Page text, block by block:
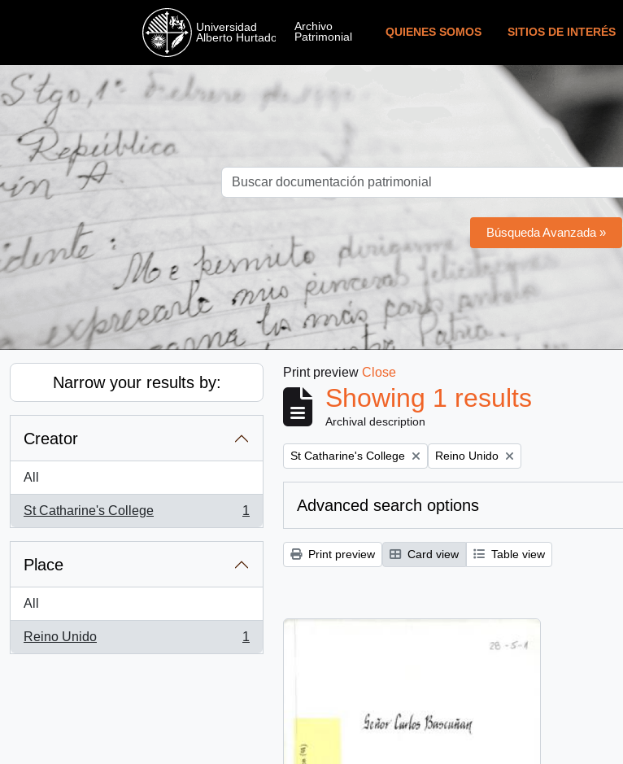
QUIENES SOMOS SITIOS DE INTERÉS
Búsqueda Avanzada »
Narrow your results by:
Creator
All
St Catharine's College
, 1 results
1
Place
All
Reino Unido
, 1 results
1
Print preview Close
Showing 1 results
Archival description
Remove filter:
St Catharine's College Remove filter:
Reino Unido
Advanced search options
Print preview Card view Table view